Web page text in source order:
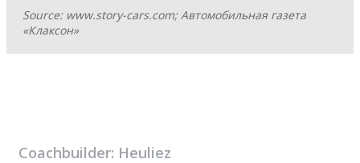
Source: www.story-cars.com; Автомобильная газета
«Клаксон»
Coachbuilder: Heuliez